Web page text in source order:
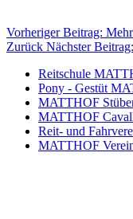
Vorheriger Beitrag:
Zurück Nächster
Reitschule
Pony - Gestüt
MATTHOF
MATTHOF
Reit- und
MATTHOF